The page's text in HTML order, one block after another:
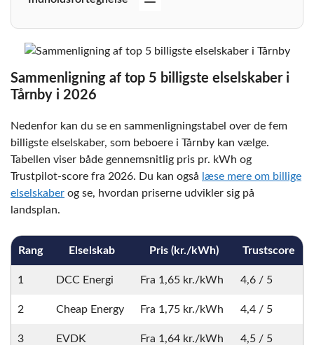
Sammenligning af top 5 billigste elselskaber i
Tårnby i 2026
Nedenfor kan du se en sammenligningstabel over de fem
billigste elselskaber, som beboere i Tårnby kan vælge.
Tabellen viser både gennemsnitlig pris pr. kWh og
Trustpilot-score fra 2026. Du kan også læse mere om billige
elselskaber og se, hvordan priserne udvikler sig på
landsplan.
Rang Elselskab Pris (kr./kWh) Trustscore
1 DCC Energi Fra 1,65 kr./kWh 4,6 / 5
2 Cheap Energy Fra 1,75 kr./kWh 4,4 / 5
3 EVDK Fra 1,64 kr./kWh 4,5 / 5